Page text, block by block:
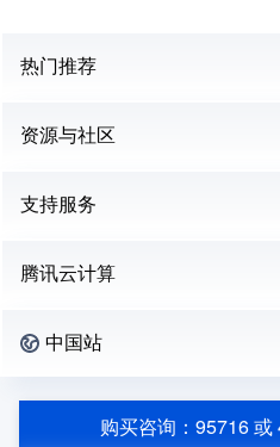
热门推荐
资源与社区
支持服务
腾讯云计算
中国站
购买咨询：95716 或